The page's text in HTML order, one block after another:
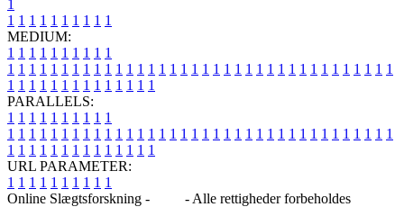
1
1 1 1 1 1 1 1 1 1 1
MEDIUM:
1 1 1 1 1 1 1 1 1 1
1 1 1 1 1 1 1 1 1 1 1 1 1 1 1 1 1 1 1 1 1 1 1 1 1 1 1 1 1 1 1 1 1 1 1 1
1 1 1 1 1 1 1 1 1 1 1 1 1 1
PARALLELS:
1 1 1 1 1 1 1 1 1 1
1 1 1 1 1 1 1 1 1 1 1 1 1 1 1 1 1 1 1 1 1 1 1 1 1 1 1 1 1 1 1 1 1 1 1 1
1 1 1 1 1 1 1 1 1 1 1 1 1 1
URL PARAMETER:
1 1 1 1 1 1 1 1 1 1
Online Slægtsforskning -
- Alle rettigheder forbeholdes